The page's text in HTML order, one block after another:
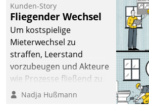
Datatrain. Die meravis
Wohnungsbau- und
Immobilien GmbH hat
sich dabei für den Betrieb
der Lösung über die SAP
Cloud Platform
entschieden - als erstes
Unternehmen am
Kunden-Story
Fliegender Wechsel
Um kostspielige
Mieterwechsel zu
straffen, Leerstand
vorzubeugen und Akteure
wie Prozesse fließend zu
vernetzen, nutzt die
Nadja Hußmann